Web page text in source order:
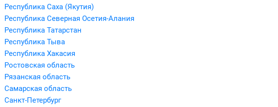
Республика Саха (Якутия)
Республика Северная Осетия-Алания
Республика Татарстан
Республика Тыва
Республика Хакасия
Ростовская область
Рязанская область
Самарская область
Санкт-Петербург